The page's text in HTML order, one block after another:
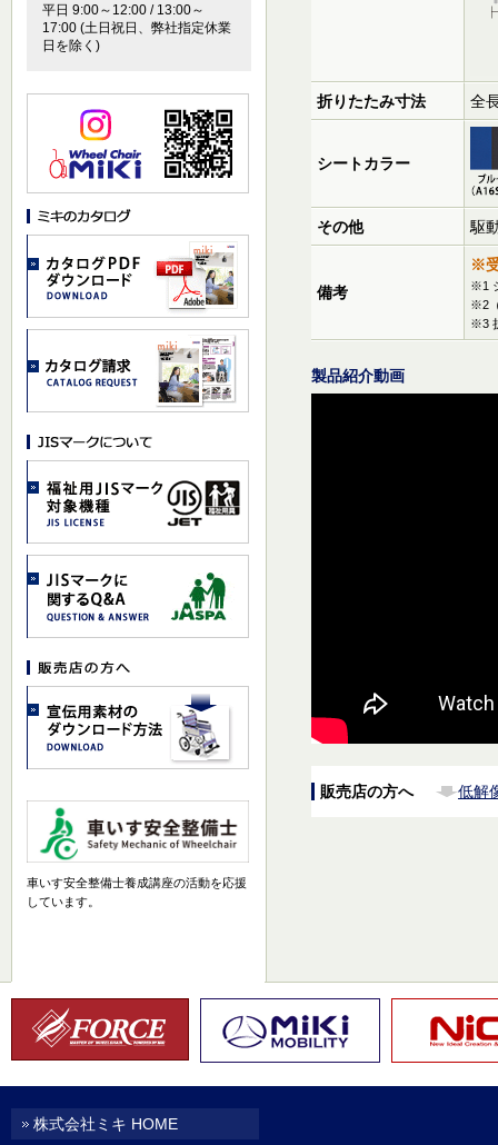
折りたたみ寸法 全
シートカラー
その他 駆
備考
※
※1
※2
※3
製品紹介動画
販売店の方へ 低解
平日 9:00～12:00 / 13:00～
17:00 (土日祝日、弊社指定休業
日を除く)
車いす安全整備士養成講座の活動を応援
しています。
株式会社ミキ HOME